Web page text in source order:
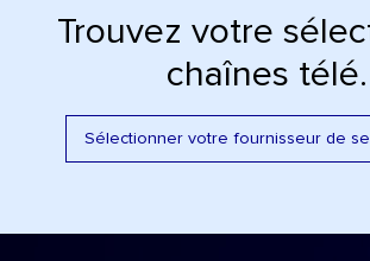
Trouvez votre
chaînes télé.
Sélectionner votre fournisseur de